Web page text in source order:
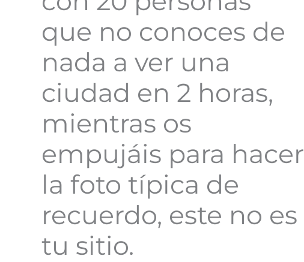
que no conoces de
nada a ver una
ciudad en 2 horas,
mientras os
empujáis para hacer
la foto típica de
recuerdo, este no es
tu sitio.